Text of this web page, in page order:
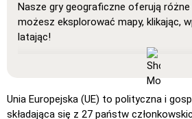
Nasze gry geograficzne oferują
możesz eksplorować mapy, klikając,
latając!
: Tryb nauki, w
lokalizacje są widoczne na mapie, co
Kliknij (bardzo proste): Działa jak
Unia Europejska (UE) to polityczna i
składająca się z 27 państw